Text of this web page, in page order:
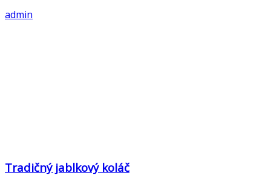
admin
Tradičný jablkový koláč